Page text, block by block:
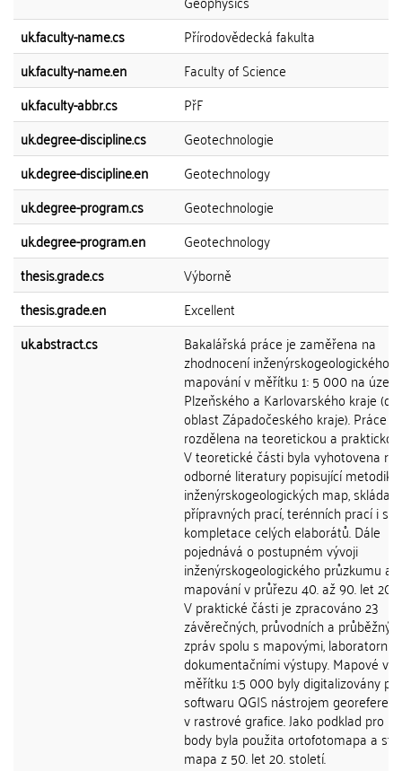
uk.faculty-name.cs
Přírodovědecká fakulta
uk.faculty-name.en
Faculty of Science
uk.faculty-abbr.cs
PřF
uk.degree-discipline.cs
Geotechnologie
uk.degree-discipline.en
Geotechnology
uk.degree-program.cs
Geotechnologie
uk.degree-program.en
Geotechnology
thesis.grade.cs
Výborně
thesis.grade.en
Excellent
uk.abstract.cs
Bakalářská práce je zaměřena na
zhodnocení inženýrskogeologického
mapování v měřítku 1: 5 000 na
Plzeňského a Karlovarského kraje
oblast Západočeského kraje). Práce je
rozdělena na teoretickou a
V teoretické části byla vyhotovena
odborné literatury popisující
inženýrskogeologických map,
přípravných prací, terénních prací i
kompletace celých elaborátů. Dále
pojednává o postupném vývoji
inženýrskogeologického průzkumu a
mapování v průřezu 40. až 90. let 20.
V praktické části je zpracováno 23
závěrečných, průvodních a
zpráv spolu s mapovými,
dokumentačními výstupy. Mapové
měřítku 1:5 000 byly digitalizovány
softwaru QGIS nástrojem
v rastrové grafice. Jako podklad pro
body byla použita ortofotomapa a
mapa z 50. let 20. století.